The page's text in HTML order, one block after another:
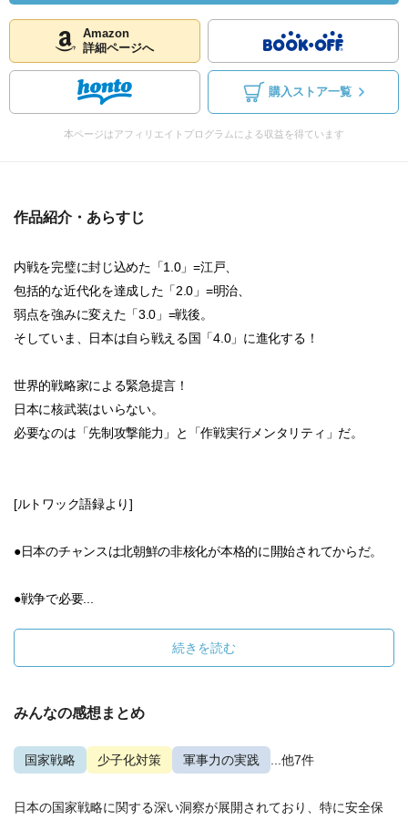
Amazon
詳細ページへ
購入ストア一覧
本ページはアフィリエイトプログラムによる収益を得ています
作品紹介・あらすじ
内戦を完璧に封じ込めた「1.0」=江戸、
包括的な近代化を達成した「2.0」=明治、
弱点を強みに変えた「3.0」=戦後。
そしていま、日本は自ら戦える国「4.0」に進化する！
世界的戦略家による緊急提言！
日本に核武装はいらない。
必要なのは「先制攻撃能力」と「作戦実行メンタリティ」だ。
[ルトワック語録より]
●日本のチャンスは北朝鮮の非核化が本格的に開始されてからだ。
●戦争で必要...
続きを読む
みんなの感想まとめ
国家戦略 少子化対策 軍事力の実践 ...他7件
日本の国家戦略に関する深い洞察が展開されており、特に安全保